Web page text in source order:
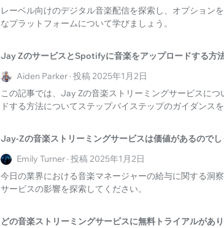
レーベル向けのデジタル音楽配信を探索し、オプション
なプラットフォームについて学びましょう。
Jay ZのサービスとSpotifyに音楽をアップロードする方
Aiden Parker · 投稿 2025年1月2日
この記事では、Jay Zの音楽ストリーミングサービスに
ドする方法についてステップバイステップのガイダンスを
Jay-Zの音楽ストリーミングサービスは価値があるので
Emily Turner · 投稿 2025年1月2日
今日の業界における音楽マネージャーの給与に関する洞
サービスの影響を探索してください。
どの音楽ストリーミングサービスに無料トライアルがあ